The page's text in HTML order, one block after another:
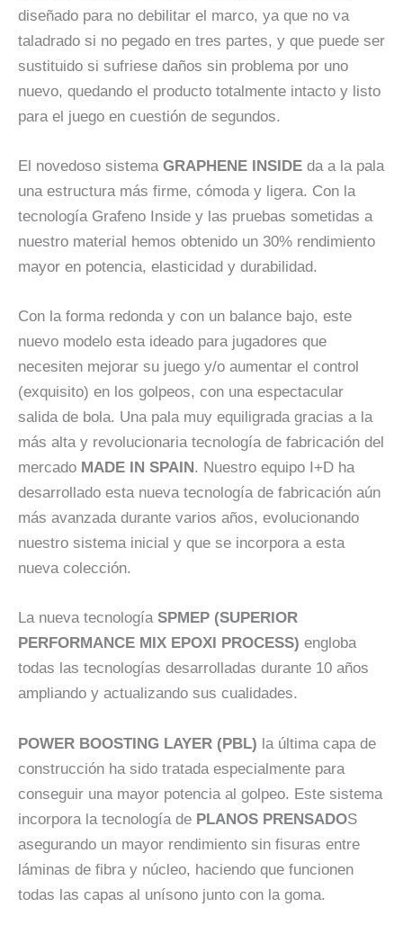
diseñado para no debilitar el marco, ya que no va
taladrado si no pegado en tres partes, y que puede ser
sustituido si sufriese daños sin problema por uno
nuevo, quedando el producto totalmente intacto y listo
para el juego en cuestión de segundos.
El novedoso sistema GRAPHENE INSIDE da a la pala
una estructura más firme, cómoda y ligera. Con la
tecnología Grafeno Inside y las pruebas sometidas a
nuestro material hemos obtenido un 30% rendimiento
mayor en potencia, elasticidad y durabilidad.
Con la forma redonda y con un balance bajo, este
nuevo modelo esta ideado para jugadores que
necesiten mejorar su juego y/o aumentar el control
(exquisito) en los golpeos, con una espectacular
salida de bola. Una pala muy equiligrada gracias a la
más alta y revolucionaria tecnología de fabricación del
mercado MADE IN SPAIN . Nuestro equipo I+D ha
desarrollado esta nueva tecnología de fabricación aún
más avanzada durante varios años, evolucionando
nuestro sistema inicial y que se incorpora a esta
nueva colección.
La nueva tecnología SPMEP (SUPERIOR
PERFORMANCE MIX EPOXI PROCESS) engloba
todas las tecnologías desarrolladas durante 10 años
ampliando y actualizando sus cualidades.
POWER BOOSTING LAYER (PBL) la última capa de
construcción ha sido tratada especialmente para
conseguir una mayor potencia al golpeo. Este sistema
incorpora la tecnología de PLANOS PRENSADOS
asegurando un mayor rendimiento sin fisuras entre
láminas de fibra y núcleo, haciendo que funcionen
todas las capas al unísono junto con la goma.